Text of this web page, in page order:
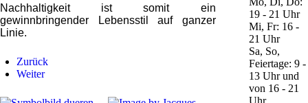
Nachhaltigkeit ist somit ein
gewinnbringender Lebensstil auf ganzer
Linie.
Zurück
Weiter
19 - 21 Uhr
Mi, Fr: 16 -
21 Uhr
Sa, So,
Feiertage: 9 -
13 Uhr und
von 16 - 21
Uhr